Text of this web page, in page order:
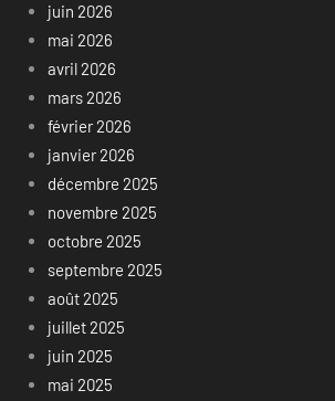
juin 2026
mai 2026
avril 2026
mars 2026
février 2026
janvier 2026
décembre 2025
novembre 2025
octobre 2025
septembre 2025
août 2025
juillet 2025
juin 2025
mai 2025